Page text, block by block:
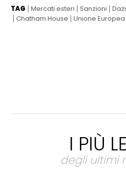
TAG Mercati esteri Sanzioni Dazi
Chatham House
Unione Europea
I PIÙ
degli ultimi